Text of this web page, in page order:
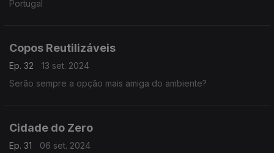
Portugal
Copos Reutilizáveis
Ep. 32
13 set. 2024
Serão sempre a opção mais amiga do ambiente?
Cidade do Zero
Ep. 31
06 set. 2024